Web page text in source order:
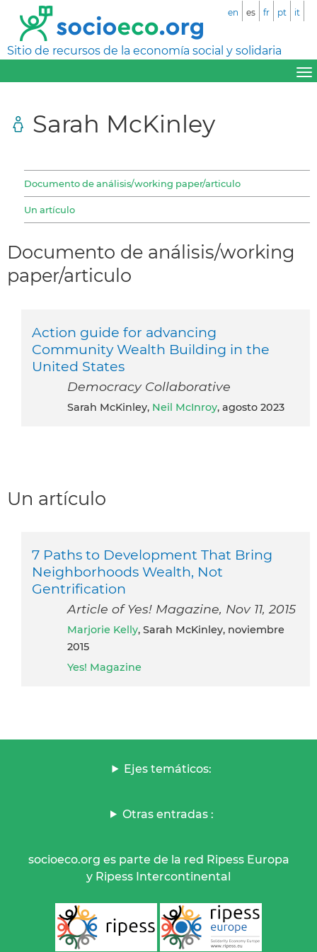
Sitio de recursos de la economía social y solidaria
en es fr pt it
Sarah McKinley
Documento de análisis/working paper/articulo
Un artículo
Documento de análisis/working
paper/articulo
Action guide for advancing
Community Wealth Building in the
United States
Democracy Collaborative
Sarah McKinley, Neil McInroy, agosto 2023
Un artículo
7 Paths to Development That Bring
Neighborhoods Wealth, Not
Gentrification
Article of Yes! Magazine, Nov 11, 2015
Marjorie Kelly, Sarah McKinley, noviembre
2015
Yes! Magazine
Ejes temáticos:
Otras entradas :
socioeco.org es parte de la red Ripess Europa
y Ripess Intercontinental